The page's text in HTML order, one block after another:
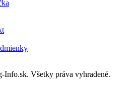
Všetky práva vyhradené.